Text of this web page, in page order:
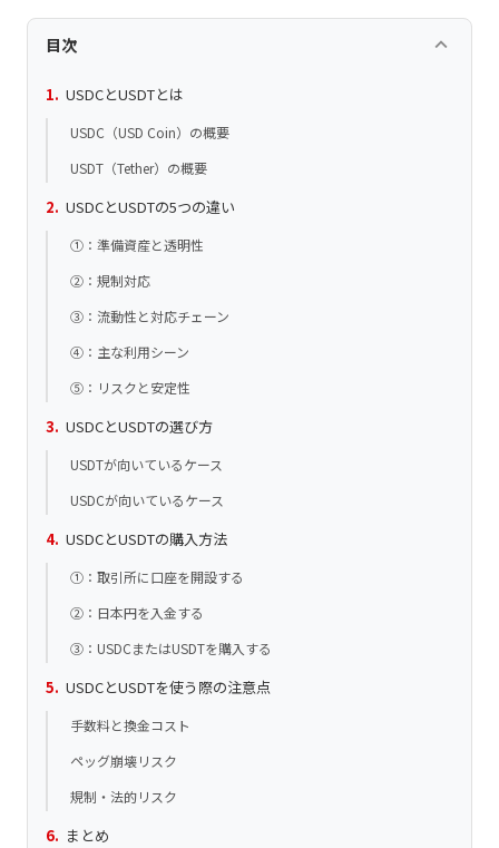
目次 keyboard_arrow_up
USDCとUSDTとは
USDC（USD Coin）の概要
USDT（Tether）の概要
USDCとUSDTの5つの違い
①：準備資産と透明性
②：規制対応
③：流動性と対応チェーン
④：主な利用シーン
⑤：リスクと安定性
USDCとUSDTの選び方
USDTが向いているケース
USDCが向いているケース
USDCとUSDTの購入方法
①：取引所に口座を開設する
②：日本円を入金する
③：USDCまたはUSDTを購入する
USDCとUSDTを使う際の注意点
手数料と換金コスト
ペッグ崩壊リスク
規制・法的リスク
まとめ